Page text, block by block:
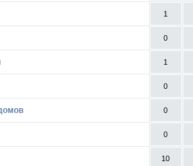
1
0
1
0
0
0
10